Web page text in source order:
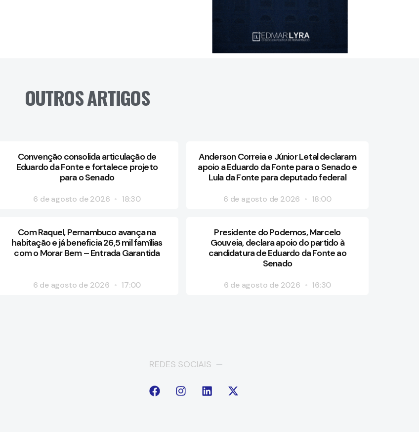
OUTROS ARTIGOS
Convenção consolida articulação de
Eduardo da Fonte e fortalece projeto
para o Senado
6 de agosto de 2026 18:30
Anderson Correia e Júnior Letal declaram
apoio a Eduardo da Fonte para o Senado e
Lula da Fonte para deputado federal
6 de agosto de 2026 18:00
Com Raquel, Pernambuco avança na
habitação e já beneficia 26,5 mil famílias
com o Morar Bem – Entrada Garantida
6 de agosto de 2026 17:00
Presidente do Podemos, Marcelo
Gouveia, declara apoio do partido à
candidatura de Eduardo da Fonte ao
Senado
6 de agosto de 2026 16:30
REDES SOCIAIS